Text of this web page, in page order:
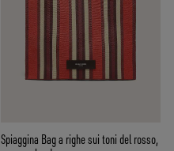
Spiaggina Bag a righe sui toni del rosso,